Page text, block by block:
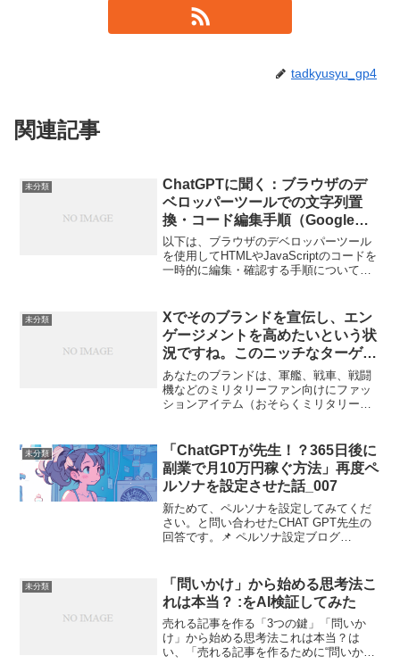
tadkyusyu_gp4
関連記事
未分類
ChatGPTに聞く：ブラウザのデ
ベロッパーツールでの文字列置
換・コード編集手順（Google
Chrome編）
以下は、ブラウザのデベロッパーツール
を使用してHTMLやJavaScriptのコードを
一時的に編集・確認する手順について、
す。このプロセスは、特にウェブ開発や
デバッ...
未分類
Xでそのブランドを宣伝し、エン
ゲージメントを高めたいという状
況ですね。このニッチなターゲッ
ト層とブランドの特徴を考慮し、
以下の運用戦略を提案
あなたのブランドは、軍艦、戦車、戦闘
機などのミリタリーファン向けにファッ
ションアイテム（おそらくミリタリーを
ンゲージメントを高めたいという状況で
すね。このニッチなター...
未分類
「ChatGPTが先生！？365日後に
副業で月10万円稼ぐ方法」再度ペ
ルソナを設定させた話_007
新ためて、ペルソナを設定してみてくだ
さい。と問い合わせたCHAT GPT先生の
回答です。📌 ペルソナ設定ブログ
体的な人物像（ペルソナ）として設定し
ます。🎯 ペ...
未分類
「問いかけ」から始める思考法こ
れは本当？ :をAI検証してみた
売れる記事を作る「3つの鍵」「問いか
け」から始める思考法これは本当？は
い、「売れる記事を作るために“問いか